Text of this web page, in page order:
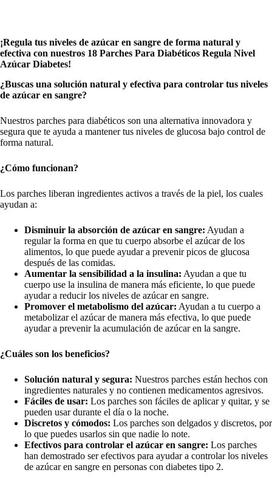
¡Regula tus niveles de azúcar en sangre de forma natural y
efectiva con nuestros 18 Parches Para Diabéticos Regula Nivel
Azúcar Diabetes!
¿Buscas una solución natural y efectiva para controlar tus niveles
de azúcar en sangre?
Nuestros parches para diabéticos son una alternativa innovadora y
segura que te ayuda a mantener tus niveles de glucosa bajo control de
forma natural.
¿Cómo funcionan?
Los parches liberan ingredientes activos a través de la piel, los cuales
ayudan a:
Disminuir la absorción de azúcar en sangre: Ayudan a
regular la forma en que tu cuerpo absorbe el azúcar de los
alimentos, lo que puede ayudar a prevenir picos de glucosa
después de las comidas.
Aumentar la sensibilidad a la insulina: Ayudan a que tu
cuerpo use la insulina de manera más eficiente, lo que puede
ayudar a reducir los niveles de azúcar en sangre.
Promover el metabolismo del azúcar: Ayudan a tu cuerpo a
metabolizar el azúcar de manera más efectiva, lo que puede
ayudar a prevenir la acumulación de azúcar en la sangre.
¿Cuáles son los beneficios?
Solución natural y segura: Nuestros parches están hechos con
ingredientes naturales y no contienen medicamentos agresivos.
Fáciles de usar: Los parches son fáciles de aplicar y quitar, y se
pueden usar durante el día o la noche.
Discretos y cómodos: Los parches son delgados y discretos, por
lo que puedes usarlos sin que nadie lo note.
Efectivos para controlar el azúcar en sangre: Los parches
han demostrado ser efectivos para ayudar a controlar los niveles
de azúcar en sangre en personas con diabetes tipo 2.